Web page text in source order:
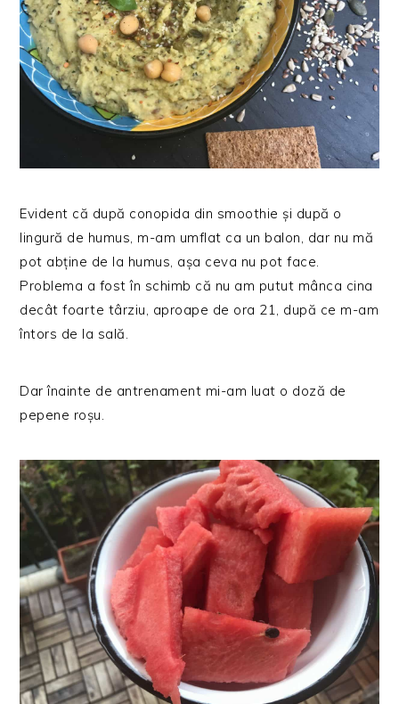
Evident că după conopida din smoothie și după o
lingură de humus, m-am umflat ca un balon, dar nu mă
pot abține de la humus, așa ceva nu pot face.
Problema a fost în schimb că nu am putut mânca cina
decât foarte târziu, aproape de ora 21, după ce m-am
întors de la sală.
Dar înainte de antrenament mi-am luat o doză de
pepene roșu.